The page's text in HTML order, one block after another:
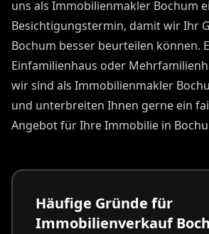
uns als Immobilienmakler Bochum
Besichtigungstermin, damit wir Ihr
Bochum besser beurteilen können.
Einfamilienhaus oder
wir sind als Immobilienmakler
und unterbreiten Ihnen gerne ein
Angebot für Ihre Immobilie in
Häufige Gründe für
Immobilienverkauf